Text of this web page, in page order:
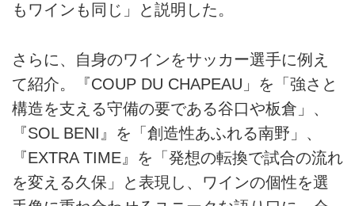
もワインも同じ」と説明した。
さらに、自身のワインをサッカー選手に例え
て紹介。『COUP DU CHAPEAU」を「強さと
構造を支える守備の要である谷口や板倉」、
『SOL BENI』を「創造性あふれる南野」、
『EXTRA TIME』を「発想の転換で試合の流れ
を変える久保」と表現し、ワインの個性を選